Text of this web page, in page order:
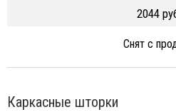
2044
Снят с
Каркасные шторки